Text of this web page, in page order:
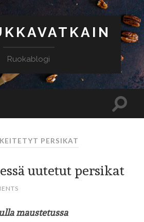
Ruokablogi
PERSIKAT
uutetut persikat
maustetussa